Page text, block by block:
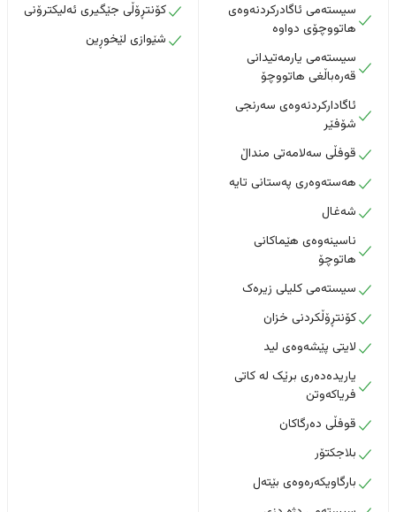
سیستەمی ئاگادرکردنەوەی
هاتووچۆی دواوە
سیستەمی یارمەتیدانی
قەرەباڵغی هاتووچۆ
ئاگادارکردنەوەی سەرنجی
شۆفێر
قوفڵی سەلامەتی منداڵ
هەستەوەری پەستانی تایە
شەغال
ناسینەوەی هێماکانی
هاتوچۆ
سیستەمی کلیلی زیرەک
کۆنتڕۆڵکردنی خزان
لایتی پێشەوەی لید
یاریدەدەری برێک لە کاتی
فریاکەوتن
قوفڵی دەرگاکان
بلاجکتۆر
بارگاویکەرەوەی بێتەل
کۆنتڕۆڵی جێگیری ئەلیکترۆنی
شێوازی لێخوڕین